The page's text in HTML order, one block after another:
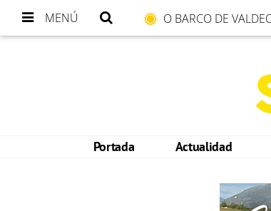
MENÚ O BARCO DE
Portada Actualidad